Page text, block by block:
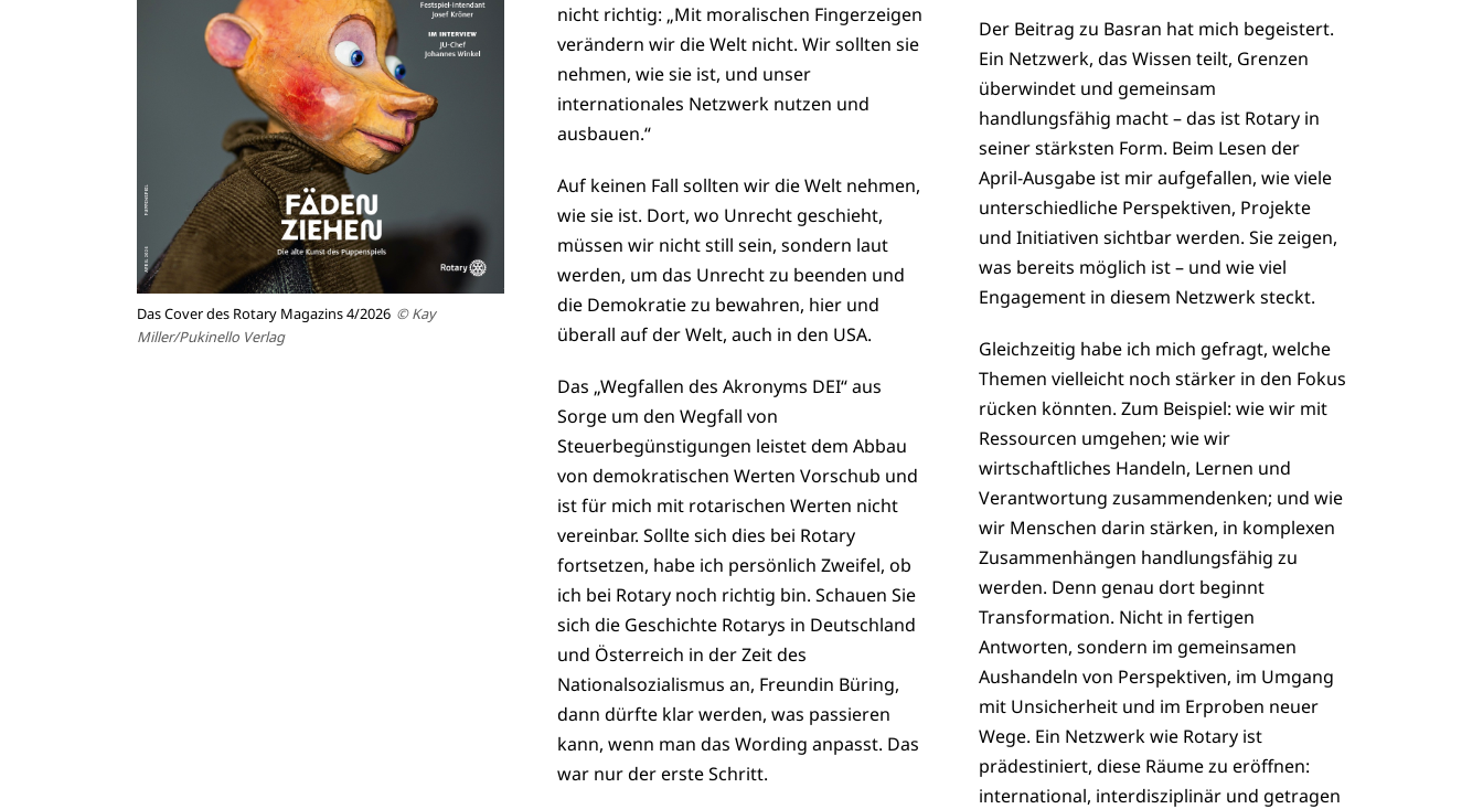
Das Cover des Rotary Magazins 4/2026 © Kay
Miller/Pukinello Verlag
nicht richtig: „Mit moralischen Fingerzeigen
verändern wir die Welt nicht. Wir sollten sie
nehmen, wie sie ist, und unser
internationales Netzwerk nutzen und
ausbauen.“
Auf keinen Fall sollten wir die Welt nehmen,
wie sie ist. Dort, wo Unrecht geschieht,
müssen wir nicht still sein, sondern laut
werden, um das Unrecht zu beenden und
die Demokratie zu bewahren, hier und
überall auf der Welt, auch in den USA.
Das „Wegfallen des Akronyms DEI“ aus
Sorge um den Wegfall von
Steuerbegünstigungen leistet dem Abbau
von demokratischen Werten Vorschub und
ist für mich mit rotarischen Werten nicht
vereinbar. Sollte sich dies bei Rotary
fortsetzen, habe ich persönlich Zweifel, ob
ich bei Rotary noch richtig bin.Schauen Sie
sich die Geschichte Rotarys in Deutschland
und Österreich in der Zeit des
Nationalsozialismus an, Freundin Büring,
dann dürfte klar werden, was passieren
kann, wenn man das Wording anpasst. Das
war nur der erste Schritt.
Der Beitrag zu Basran hat mich begeistert.
Ein Netzwerk, das Wissen teilt, Grenzen
überwindet und gemeinsam
handlungsfähig macht – das ist Rotary in
seiner stärksten Form. Beim Lesen der
April-Ausgabe ist mir aufgefallen, wie viele
unterschiedliche Perspektiven, Projekte
und Initiativen sichtbar werden. Sie zeigen,
was bereits möglich ist – und wie viel
Engagement in diesem Netzwerk steckt.
Gleichzeitig habe ich mich gefragt, welche
Themen vielleicht noch stärker in den Fokus
rücken könnten. Zum Beispiel: wie wir mit
Ressourcen umgehen; wie wir
wirtschaftliches Handeln, Lernen und
Verantwortung zusammendenken; und wie
wir Menschen darin stärken, in komplexen
Zusammenhängen handlungsfähig zu
werden. Denn genau dort beginnt
Transformation. Nicht in fertigen
Antworten, sondern im gemeinsamen
Aushandeln von Perspektiven, im Umgang
mit Unsicherheit und im Erproben neuer
Wege. Ein Netzwerk wie Rotary ist
prädestiniert, diese Räume zu eröffnen:
international, interdisziplinär und getragen